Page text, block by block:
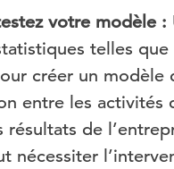
votre modèle :
telles que
créer un modèle
entre les activités
de
nécessiter